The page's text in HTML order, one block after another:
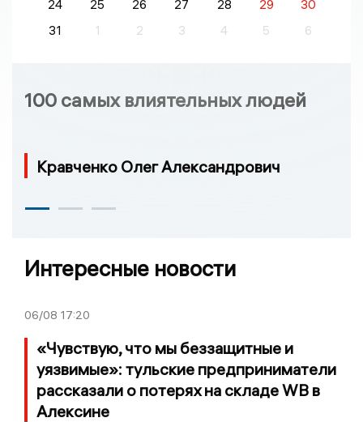
24
25 26 27 28 29
30
31
1 2 3 4 5 6
100 самых влиятельных людей
Кравченко Олег Александрович
Интересные новости
06/08 17:20
«Чувствую, что мы беззащитные и
уязвимые»: тульские предприниматели
рассказали о потерях на складе WB в
Алексине